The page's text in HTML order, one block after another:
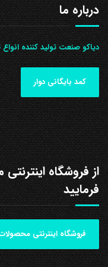
درباره ما
دیاکو صنعت تولید کننده
کمد بایگانی دوار
از فروشگاه
فرمایید
فروشگاه اینترنتی